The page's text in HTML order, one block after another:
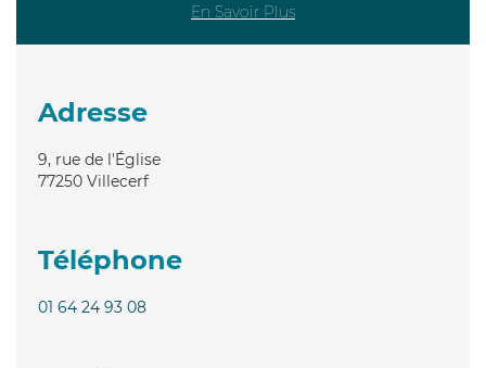
En Savoir Plus
Adresse
9, rue de l'Église
77250 Villecerf
Téléphone
01 64 24 93 08